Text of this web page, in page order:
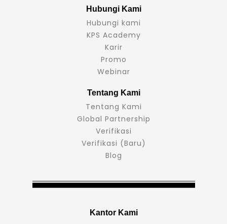
Hubungi Kami
Hubungi kami
KPS Academy
Karir
Promo
Webinar
Tentang Kami
Tentang Kami
Global Partnership
Verifikasi
Verifikasi (Baru)
Blog
Kantor Kami